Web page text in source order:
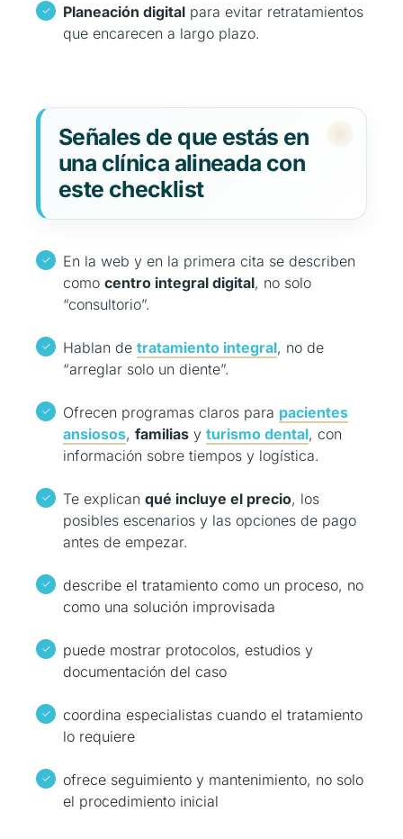
Planeación digital para evitar retratamientos
que encarecen a largo plazo.
Señales de que estás en
una clínica alineada con
este checklist
En la web y en la primera cita se describen
como centro integral digital, no solo
“consultorio”.
Hablan de tratamiento integral, no de
“arreglar solo un diente”.
Ofrecen programas claros para pacientes
ansiosos, familias y turismo dental, con
información sobre tiempos y logística.
Te explican qué incluye el precio, los
posibles escenarios y las opciones de pago
antes de empezar.
describe el tratamiento como un proceso, no
como una solución improvisada
puede mostrar protocolos, estudios y
documentación del caso
coordina especialistas cuando el tratamiento
lo requiere
ofrece seguimiento y mantenimiento, no solo
el procedimiento inicial